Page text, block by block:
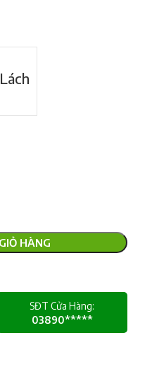
HÀNG
SĐT Cửa Hàng:
03890*****